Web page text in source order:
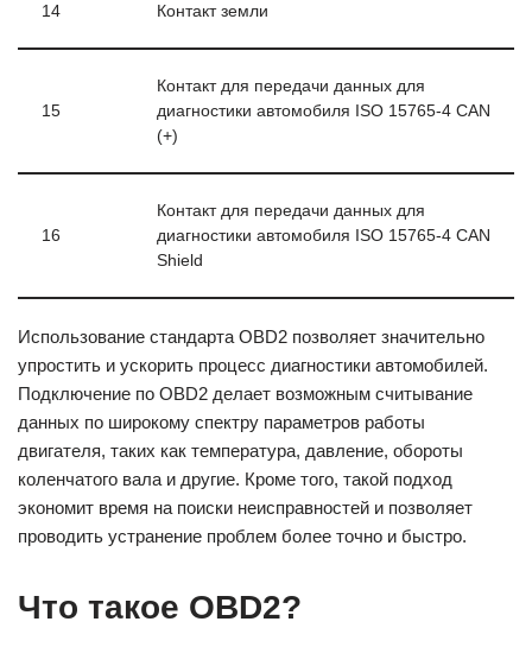
14 Контакт земли
15
Контакт для передачи данных для
диагностики автомобиля ISO 15765-4 CAN
(+)
16
Контакт для передачи данных для
диагностики автомобиля ISO 15765-4 CAN
Shield
Использование стандарта OBD2 позволяет значительно
упростить и ускорить процесс диагностики автомобилей.
Подключение по OBD2 делает возможным считывание
данных по широкому спектру параметров работы
двигателя, таких как температура, давление, обороты
коленчатого вала и другие. Кроме того, такой подход
экономит время на поиски неисправностей и позволяет
проводить устранение проблем более точно и быстро.
Что такое OBD2?